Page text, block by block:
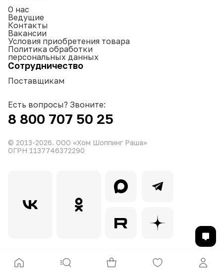
О нас
Ведущие
Контакты
Вакансии
Условия приобретения товара
Политика обработки
персональных данных
Сотрудничество
Поставщикам
Есть вопросы? Звоните:
8 800 707 50 25
© 2013-2026. ООО «Хом Шоппинг Раша»
ОГРН 1137746372290